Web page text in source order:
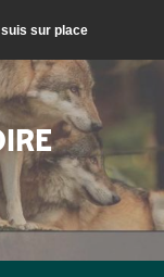
sur place